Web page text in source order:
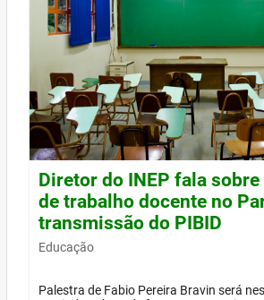
Diretor do INEP fala
de trabalho docente no
transmissão do PIBID
Educação
Palestra de Fabio Pereira Bravin será